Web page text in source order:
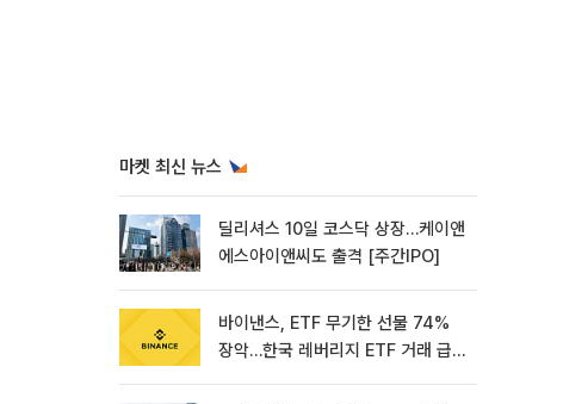
마켓 최신 뉴스
딜리셔스 10일 코스닥 상장…케이앤
에스아이앤씨도 출격 [주간IPO]
바이낸스, ETF 무기한 선물 74%
장악…한국 레버리지 ETF 거래 급